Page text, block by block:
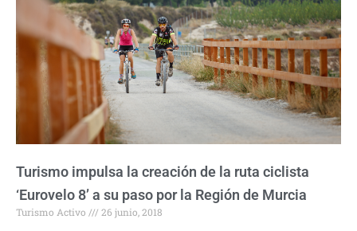
Turismo impulsa la creación de la ruta ciclista
‘Eurovelo 8’ a su paso por la Región de Murcia
Turismo Activo 26 junio, 2018